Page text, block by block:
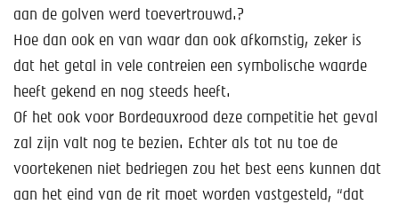
aan de golven werd toevertrouwd.?
Hoe dan ook en van waar dan ook afkomstig, zeker is
dat het getal in vele contreien een symbolische waarde
heeft gekend en nog steeds heeft.
Of het ook voor Bordeauxrood deze competitie het geval
zal zijn valt nog te bezien. Echter als tot nu toe de
voortekenen niet bedriegen zou het best eens kunnen dat
aan het eind van de rit moet worden vastgesteld, “dat